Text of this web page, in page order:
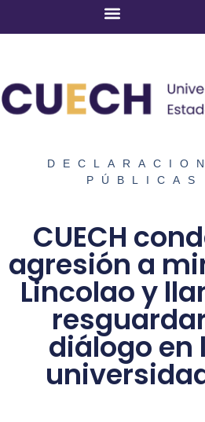
PÚBLICAS
CUECH
agresión a
Lincolao y
diálogo en